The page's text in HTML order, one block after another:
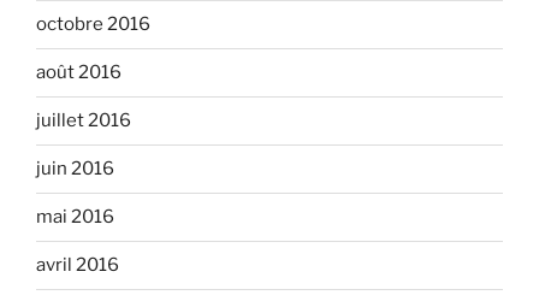
octobre 2016
août 2016
juillet 2016
juin 2016
mai 2016
avril 2016